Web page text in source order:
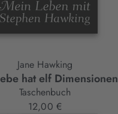
Jane Hawking
hat elf Dimensionen
Taschenbuch
12,00 €